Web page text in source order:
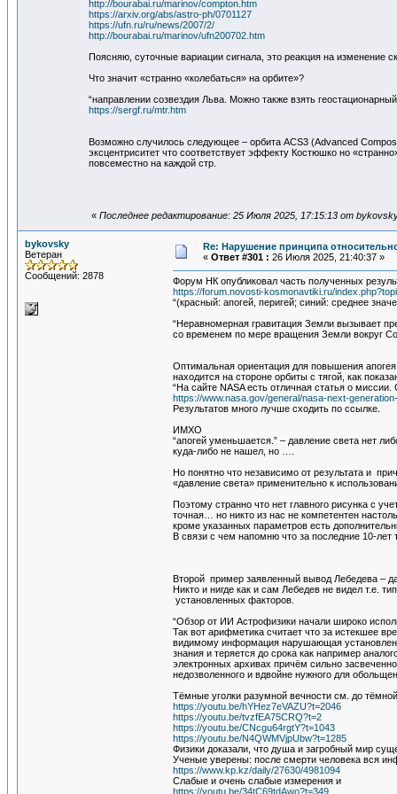
http://bourabai.ru/marinov/compton.htm
https://arxiv.org/abs/astro-ph/0701127
https://ufn.ru/ru/news/2007/2/
http://bourabai.ru/marinov/ufn200702.htm
Поясняю, суточные вариации сигнала, это реакция на изменение
Что значит «странно «колебаться» на орбите»?
“направлении созвездия Льва. Можно также взять
https://sergf.ru/mtr.htm
Возможно случилось следующее – орбита ACS3 (Advanced
эксцентриситет что соответствует эффекту Костюшко но
повсеместно на каждой стр.
« Последнее редактирование: 25 Июля 2025, 17:15:13 от
bykovsky
Ветеран
Сообщений: 2878
Re: Нарушение принципа
« Ответ #301 : 26 Июля 2025, 21:40:37 »
Форум НК опубликовал часть полученных
https://forum.novosti-kosmonavtiki.ru/
“(красный: апогей, перигей; синий: среднее
“Неравномерная гравитация Земли вызывает
со временем по мере вращения Земли вокруг
Оптимальная ориентация для повышения апогея
находится на стороне орбиты с тягой, как
“На сайте NASA есть отличная статья о миссии.
https://www.nasa.gov/general/nasa-next-
Результатов много лучше сходить по ссылке.
ИМХО
“апогей уменьшается.” – давление света нет
куда-либо не нашел, но ….
Но понятно что независимо от результата и
«давление света» применительно к
Поэтому странно что нет главного рисунка с
точная… но никто из нас не компетентен
кроме указанных параметров есть
В связи с чем напомню что за последние 10-
Второй пример заявленный вывод Лебедева –
Никто и нигде как и сам Лебедев не видел т.е.
установленных факторов.
“Обзор от ИИ Астрофизики начали широко
Так вот арифметика считает что за истекшее
видимому информация нарушающая
знания и теряется до срока как например
электронных архивах причём сильно
недозволенного и вдвойне нужного для
Тёмные уголки разумной вечности см. до
https://youtu.be/hYHez7eVAZU?t=2046
https://youtu.be/tvzfEA75CRQ?t=2
https://youtu.be/CNcgu64rgtY?t=1043
https://youtu.be/N4QWMVjpUbw?t=1285
Физики доказали, что душа и загробный мир
Ученые уверены: после смерти человека вся
https://www.kp.kz/daily/27630/4981094
Слабые и очень слабые измерения и
https://youtu.be/34tC69tdAwo?t=349